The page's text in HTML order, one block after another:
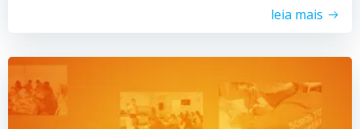
leia mais